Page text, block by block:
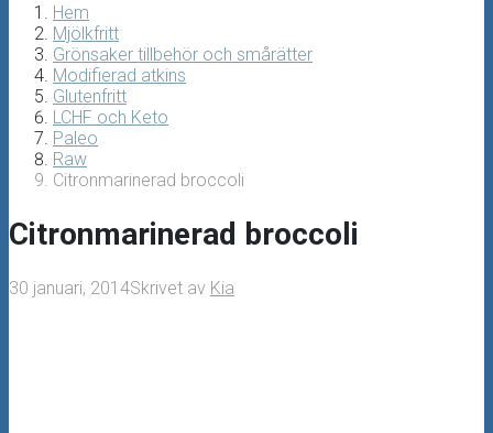
Hem
Mjölkfritt
Grönsaker tillbehör och smårätter
Modifierad atkins
Glutenfritt
LCHF och Keto
Paleo
Raw
Citronmarinerad broccoli
Citronmarinerad broccoli
30 januari, 2014Skrivet av Kia